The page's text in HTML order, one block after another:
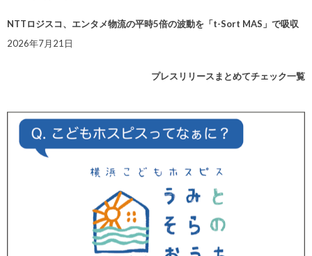
NTTロジスコ、エンタメ物流の平時5倍の波動を「t-Sort MAS」で吸収
2026年7月21日
プレスリリースまとめてチェック一覧